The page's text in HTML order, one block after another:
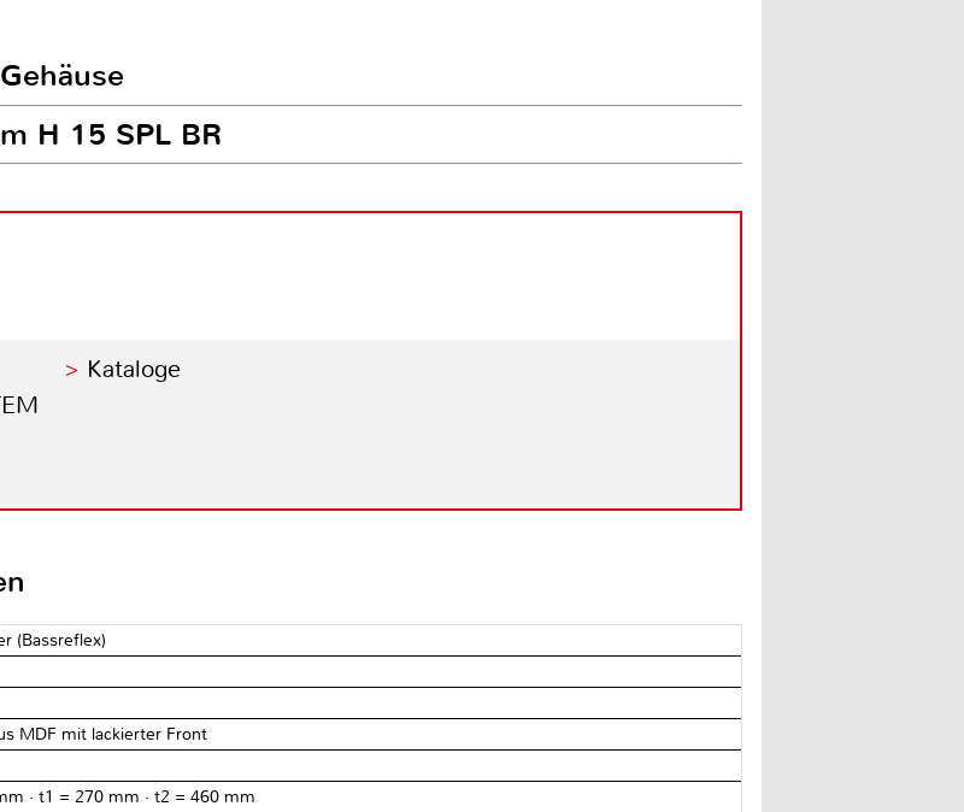
H 15 SPL BR
Kataloge
(Bassreflex)
MDF mit lackierter Front
· t1 = 270 mm · t2 = 460 mm